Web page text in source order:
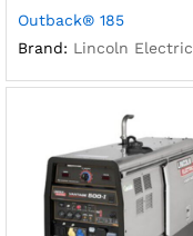
Outback® 185
Brand: Lincoln Electric